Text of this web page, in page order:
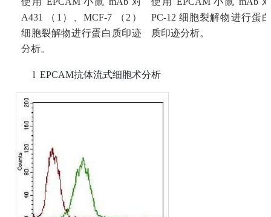
A431 （1）、MCF-7 （2）
细胞裂解物进行蛋白质印迹
分析。
PC-12 细胞裂解物进行蛋白
质印迹分析。
l EPCAM抗体流式细胞术分析